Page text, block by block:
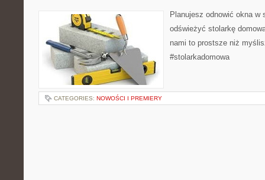
Planujesz odnowić okna w
odświeżyć stolarkę
nami to prostsze niż
#stolarkadomowa
CATEGORIES: NOWOŚCI I PREMIERY